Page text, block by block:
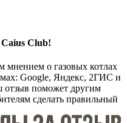
Club!
мнением о газовых котлах
Google, Яндекс, 2ГИС и
отзыв поможет другим
сделать правильный